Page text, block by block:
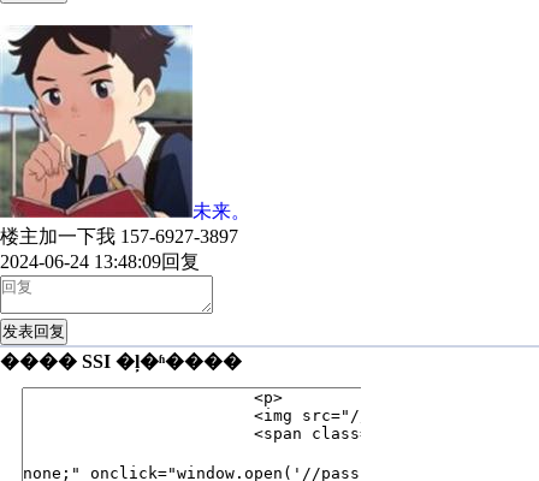
未来。
楼主加一下我 157-6927-3897
2024-06-24 13:48:09回复
发表回复
���� SSI �ļ�ʱ����